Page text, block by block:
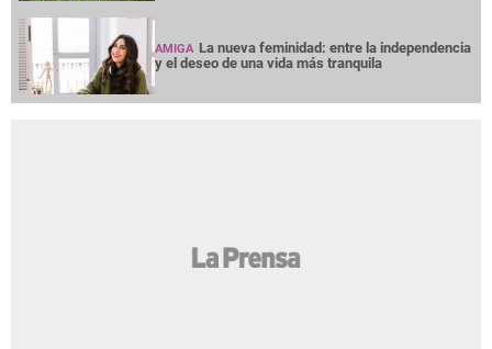
AMIGA La nueva feminidad: entre la independencia
y el deseo de una vida más tranquila